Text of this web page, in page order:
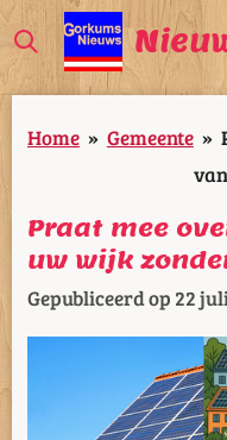
Ga
direct
naar
deHome » Gemeente »
Praat mee
uw wijk
Gepubliceerd op 22